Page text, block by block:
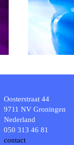
Oosterstraat 44
9711 NV Groningen
Nederland
050 313 46 81
contact